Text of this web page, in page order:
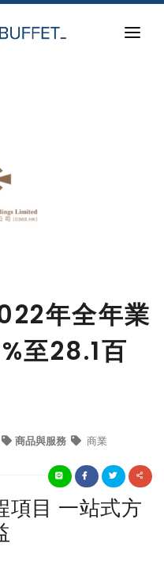
年全年業
至28.1百
商品與服務 商業
項目 一站式方